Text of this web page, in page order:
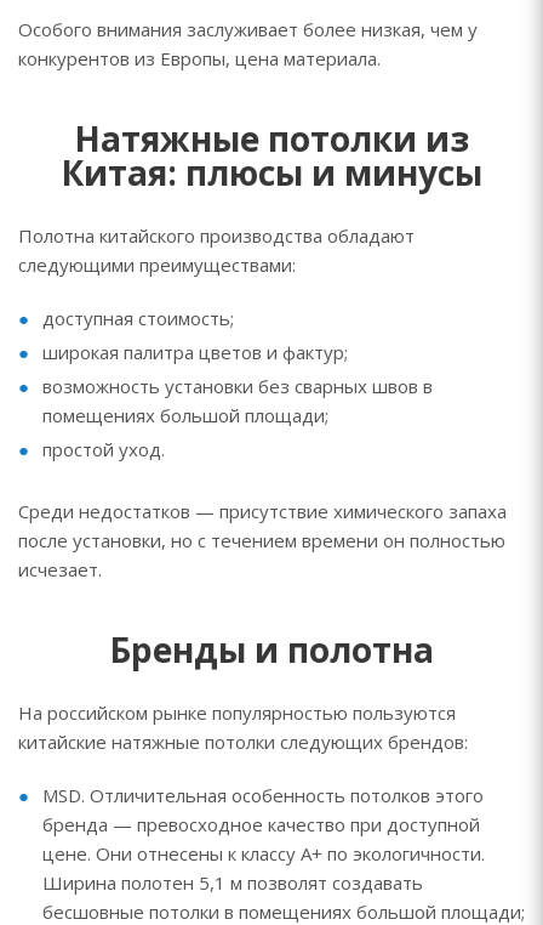
Особого внимания заслуживает более низкая, чем у
конкурентов из Европы, цена материала.
Натяжные потолки из
Китая: плюсы и минусы
Полотна китайского производства обладают
следующими преимуществами:
доступная стоимость;
широкая палитра цветов и фактур;
возможность установки без сварных швов в
помещениях большой площади;
простой уход.
Среди недостатков — присутствие химического запаха
после установки, но с течением времени он полностью
исчезает.
Бренды и полотна
На российском рынке популярностью пользуются
китайские натяжные потолки следующих брендов:
MSD. Отличительная особенность потолков этого
бренда — превосходное качество при доступной
цене. Они отнесены к классу A+ по экологичности.
Ширина полотен 5,1 м позволят создавать
бесшовные потолки в помещениях большой площади;